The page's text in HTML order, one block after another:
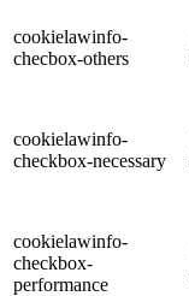
cookielawinfo-
checbox-others
cookielawinfo-
checkbox-necessary
cookielawinfo-
checkbox-
performance